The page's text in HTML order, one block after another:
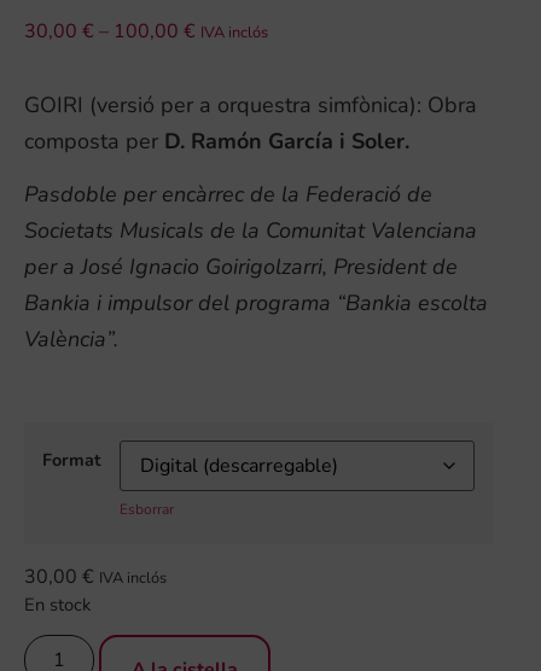
Actualitat
Tenda
30,00 € – 100,00 € IVA inclós
GOIRI (versió per a orquestra simfònica): Obra
composta per D. Ramón García i Soler.
Pasdoble per encàrrec de la Federació de
Societats Musicals de la Comunitat Valenciana
per a José Ignacio Goirigolzarri, President de
Bankia i impulsor del programa “Bankia escolta
València”.
Format
Esborrar
30,00 € IVA inclós
En stock